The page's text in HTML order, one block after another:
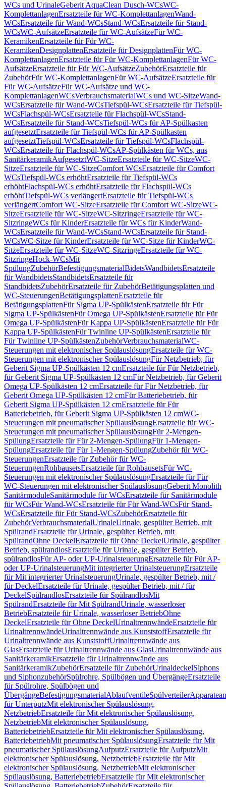
WCs und UrinaleGeberit AquaClean Dusch-WCsWC-
KomplettanlagenErsatzteile für WC-KomplettanlagenWand-
WCsErsatzteile für Wand-WCsStand-WCsErsatzteile für Stand-
WCsWC-AufsätzeErsatzteile für WC-AufsätzeFür WC-
KeramikenErsatzteile für Für WC-
KeramikenDesignplattenErsatzteile für DesignplattenFür WC-
KomplettanlagenErsatzteile für Für WC-KomplettanlagenFür WC-
AufsätzeErsatzteile für Für WC-AufsätzeZubehörErsatzteile für
ZubehörFür WC-KomplettanlagenFür WC-AufsätzeErsatzteile für
Für WC-AufsätzeFür WC-Aufsätze und WC-
KomplettanlagenWCsVerbrauchsmaterialWCs und WC-SitzeWand-
WCsErsatzteile für Wand-WCsTiefspül-WCsErsatzteile für Tiefspül-
WCsFlachspül-WCsErsatzteile für Flachspül-WCsStand-
WCsErsatzteile für Stand-WCsTiefspül-WCs für AP-Spülkasten
aufgesetztErsatzteile für Tiefspül-WCs für AP-Spülkasten
aufgesetztTiefspül-WCsErsatzteile für Tiefspül-WCsFlachspül-
WCsErsatzteile für Flachspül-WCsAP-Spülkästen für WCs, aus
SanitärkeramikAufgesetztWC-SitzeErsatzteile für WC-SitzeWC-
SitzeErsatzteile für WC-SitzeComfort WCsErsatzteile für Comfort
WCsTiefspül-WCs erhöhtErsatzteile für Tiefspül-WCs
erhöhtFlachspül-WCs erhöhtErsatzteile für Flachspül-WCs
erhöhtTiefspül-WCs verlängertErsatzteile für Tiefspül-WCs
verlängertComfort WC-SitzeErsatzteile für Comfort WC-SitzeWC-
SitzeErsatzteile für WC-SitzeWC-SitzringeErsatzteile für WC-
SitzringeWCs für KinderErsatzteile für WCs für KinderWand-
WCsErsatzteile für Wand-WCsStand-WCsErsatzteile für Stand-
WCsWC-Sitze für KinderErsatzteile für WC-Sitze für KinderWC-
SitzeErsatzteile für WC-SitzeWC-SitzringeErsatzteile für WC-
SitzringeHock-WCsMit
SpülungZubehörBefestigungsmaterialBidetsWandbidetsErsatzteile
für WandbidetsStandbidetsErsatzteile für
StandbidetsZubehörErsatzteile für ZubehörBetätigungsplatten und
WC-SteuerungenBetätigungsplattenErsatzteile für
BetätigungsplattenFür Sigma UP-SpülkästenErsatzteile für Für
Sigma UP-SpülkästenFür Omega UP-SpülkästenErsatzteile für Für
Omega UP-SpülkästenFür Kappa UP-SpülkästenErsatzteile für Für
Kappa UP-SpülkästenFür Twinline UP-SpülkästenErsatzteile für
Für Twinline UP-SpülkästenZubehörVerbrauchsmaterialWC-
Steuerungen mit elektronischer SpülauslösungErsatzteile für WC-
Steuerungen mit elektronischer SpülauslösungFür Netzbetrieb, für
Geberit Sigma UP-Spülkästen 12 cmErsatzteile für Für Netzbetrieb,
für Geberit Sigma UP-Spülkästen 12 cmFür Netzbetrieb, für Geberit
Omega UP-Spülkästen 12 cmErsatzteile für Für Netzbetrieb, für
Geberit Omega UP-Spülkästen 12 cmFür Batteriebetrieb, für
Geberit Sigma UP-Spülkästen 12 cmErsatzteile für Für
Batteriebetrieb, für Geberit Sigma UP-Spülkästen 12 cmWC-
Steuerungen mit pneumatischer SpülauslösungErsatzteile für WC-
Steuerungen mit pneumatischer SpülauslösungFür 2-Mengen-
SpülungErsatzteile für Für 2-Mengen-SpülungFür 1-Mengen-
SpülungErsatzteile für Für 1-Mengen-SpülungZubehör für WC-
SteuerungenErsatzteile für Zubehör für WC-
SteuerungenRohbausetsErsatzteile für RohbausetsFür WC-
Steuerungen mit elektronischer SpülauslösungErsatzteile für Für
WC-Steuerungen mit elektronischer SpülauslösungGeberit Monolith
SanitärmoduleSanitärmodule für WCsErsatzteile für Sanitärmodule
für WCsFür Wand-WCsErsatzteile für Für Wand-WCsFür Stand-
WCsErsatzteile für Für Stand-WCsZubehörErsatzteile für
ZubehörVerbrauchsmaterialUrinaleUrinale, gespülter Betrieb, mit
SpülrandErsatzteile für Urinale, gespülter Betrieb, mit
SpülrandOhne DeckelErsatzteile für Ohne DeckelUrinale, gespülter
Betrieb, spülrandlosErsatzteile für Urinale, gespülter Betrieb,
spülrandlosFür AP- oder UP-UrinalsteuerungErsatzteile für Für AP-
oder UP-UrinalsteuerungMit integrierter UrinalsteuerungErsatzteile
für Mit integrierter UrinalsteuerungUrinale, gespülter Betrieb, mit /
für DeckelErsatzteile für Urinale, gespülter Betrieb, mit / für
DeckelSpülrandlosErsatzteile für SpülrandlosMit
SpülrandErsatzteile für Mit SpülrandUrinale, wasserloser
BetriebErsatzteile für Urinale, wasserloser BetriebOhne
DeckelErsatzteile für Ohne DeckelUrinaltrennwändeErsatzteile für
UrinaltrennwändeUrinaltrennwände aus KunststoffErsatzteile für
Urinaltrennwände aus KunststoffUrinaltrennwände aus
GlasErsatzteile für Urinaltrennwände aus GlasUrinaltrennwände aus
SanitärkeramikErsatzteile für Urinaltrennwände aus
SanitärkeramikZubehörErsatzteile für ZubehörUrinaldeckelSiphons
und SiphonzubehörSpülrohre, Spülbögen und ÜbergängeErsatzteile
für Spülrohre, Spülbögen und
ÜbergängeBefestigungsmaterialAblaufventileSpülverteiler
für UnterputzMit elektronischer Spülauslösung,
NetzbetriebErsatzteile für Mit elektronischer Spülauslösung,
NetzbetriebMit elektronischer Spülauslösung,
BatteriebetriebErsatzteile für Mit elektronischer Spülauslösung,
BatteriebetriebMit pneumatischer SpülauslösungErsatzteile für Mit
pneumatischer SpülauslösungAufputzErsatzteile für AufputzMit
elektronischer Spülauslösung, NetzbetriebErsatzteile für Mit
elektronischer Spülauslösung, NetzbetriebMit elektronischer
Spülauslösung, BatteriebetriebErsatzteile für Mit elektronischer